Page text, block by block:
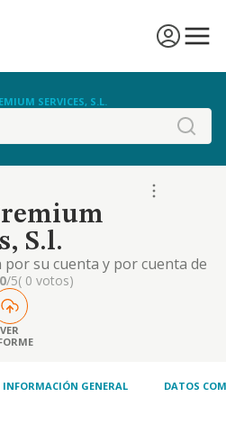
SERVICES, S.L.
S.l.
por su cuenta y por cuenta de
de transporte de
en autobuses,
general en cualquier otro
incluido el transporte de
en vehículo turismo y
0/5( 0 votos)
VER
INFORMACIÓN GENERAL DATOS